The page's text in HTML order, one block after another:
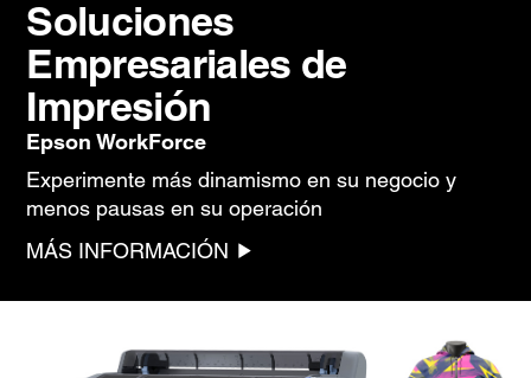
Soluciones
Empresariales de
Impresión
Epson WorkForce
Experimente más dinamismo en su negocio y
menos pausas en su operación
MÁS INFORMACIÓN